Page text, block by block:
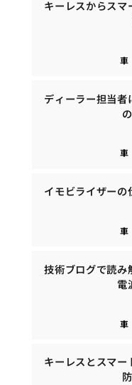
キーレスからスマ
車
ディーラー担当者
車
イモビライザーの
車
技術ブログで読み
電
車
キーレスとスマー